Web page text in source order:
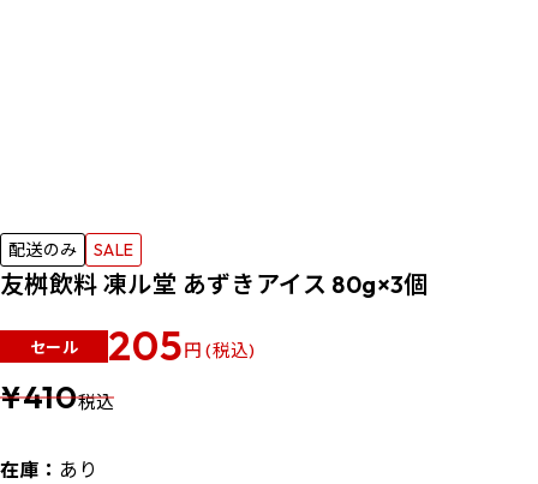
配送のみ SALE
友桝飲料 凍ル堂 あずきアイス 80g×3個
セール 205円 (税込)
¥410税込
在庫： あり